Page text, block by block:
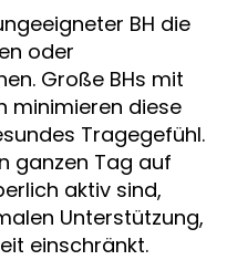
BH die
oder
Große BHs mit
minimieren diese
Tragegefühl.
ganzen Tag auf
aktiv sind,
Unterstützung,
einschränkt.